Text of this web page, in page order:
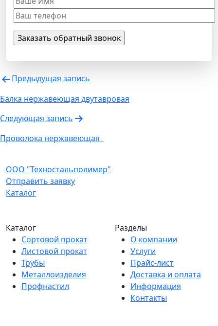
Навигация
по
записям
Предыдущая запись
Балка нержавеющая двутавровая
Следующая запись
Проволока нержавеющая
ООО "Техностальполимер"
Отправить заявку
Каталог
Каталог
Сортовой прокат
Листовой прокат
Трубы
Металлоизделия
Профнастил
Разделы
О компании
Услуги
Прайс-лист
Доставка и оплата
Информация
Контакты